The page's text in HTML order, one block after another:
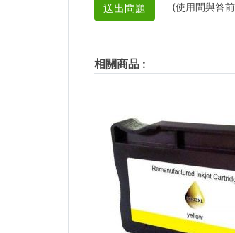
送出問題 (使用問與答
相關商品: